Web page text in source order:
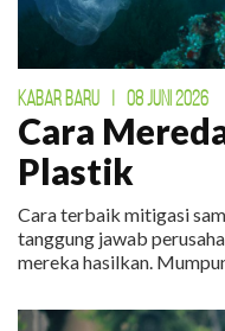
KABAR BARU | 08 JUNI 2026
Cara
Plastik
Cara terbaik mitigasi
tanggung jawab
mereka hasilkan.